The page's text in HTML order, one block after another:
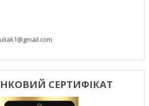
СЕРТИФІКАТ